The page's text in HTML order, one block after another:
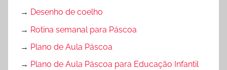
→ Desenho de coelho
→ Rotina semanal para Páscoa
→ Plano de Aula Páscoa
→ Plano de Aula Páscoa para Educação Infantil